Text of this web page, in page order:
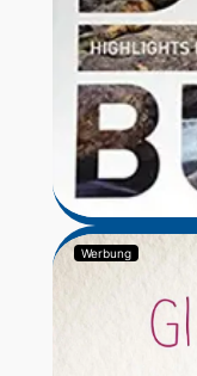
Werbung